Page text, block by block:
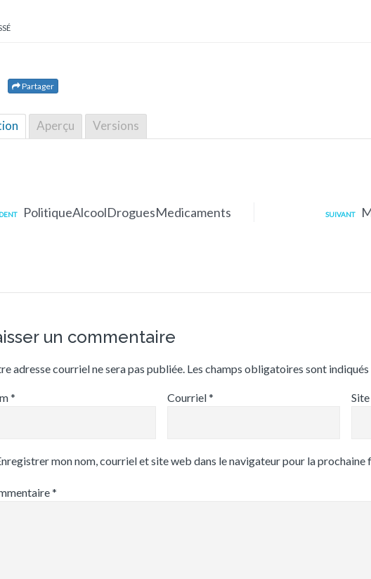
Partager
Aperçu Versions
PolitiqueAlcoolDroguesMedicaments SUIVANT
un commentaire
adresse courriel ne sera pas publiée. Les champs obligatoires sont indiqués
* Courriel*
mon nom, courriel et site web dans le navigateur pour la prochaine
*